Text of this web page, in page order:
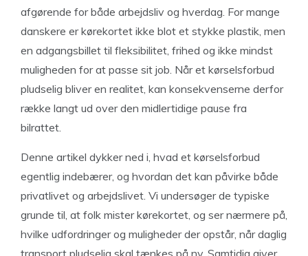
afgørende for både arbejdsliv og hverdag. For mange
danskere er kørekortet ikke blot et stykke plastik, men
en adgangsbillet til fleksibilitet, frihed og ikke mindst
muligheden for at passe sit job. Når et kørselsforbud
pludselig bliver en realitet, kan konsekvenserne derfor
række langt ud over den midlertidige pause fra
bilrattet.
Denne artikel dykker ned i, hvad et kørselsforbud
egentlig indebærer, og hvordan det kan påvirke både
privatlivet og arbejdslivet. Vi undersøger de typiske
grunde til, at folk mister kørekortet, og ser nærmere på,
hvilke udfordringer og muligheder der opstår, når daglig
transport pludselig skal tænkes på ny. Samtidig giver